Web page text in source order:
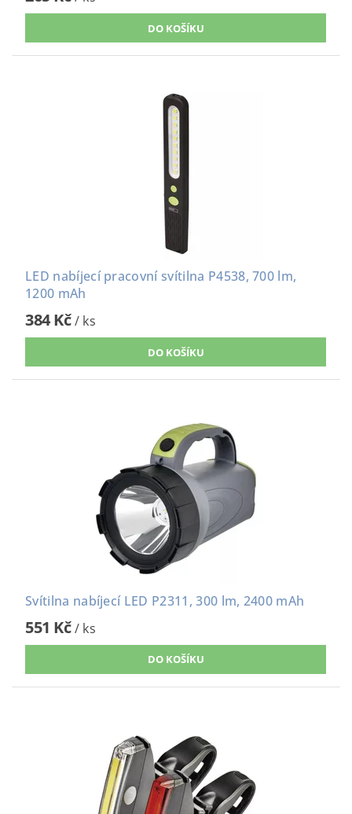
LED nabíjecí pracovní svítilna P4538, 700 lm,
1200 mAh
384 Kč/ ks
Svítilna nabíjecí LED P2311, 300 lm, 2400 mAh
551 Kč/ ks